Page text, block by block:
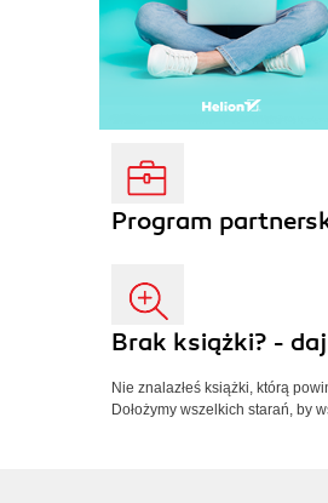
Program
Brak książki? -
Nie znalazłeś książki, którą
Dołożymy wszelkich starań, by